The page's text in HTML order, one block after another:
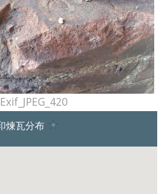
Exif_JPEG_420